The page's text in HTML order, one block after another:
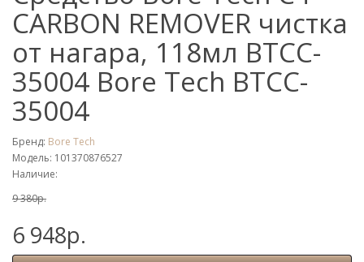
CARBON REMOVER чистка
от нагара, 118мл BTCC-
35004 Bore Tech BTCC-
35004
Бренд: Bore Tech
Модель: 101370876527
Наличие:
9 380р.
6 948р.